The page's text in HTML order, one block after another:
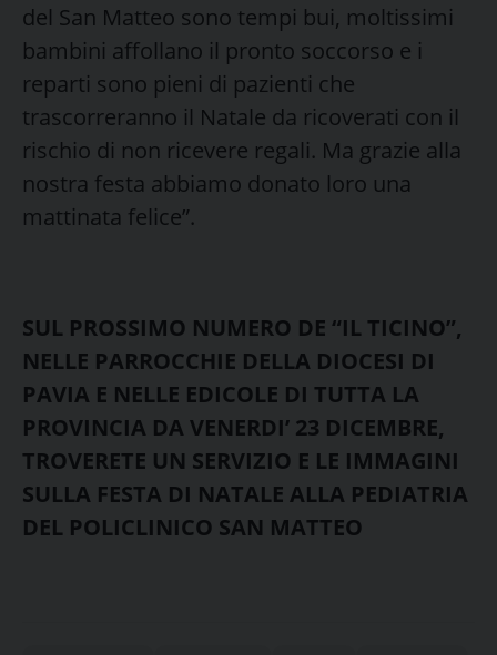
del San Matteo sono tempi bui, moltissimi
bambini affollano il pronto soccorso e i
reparti sono pieni di pazienti che
trascorreranno il Natale da ricoverati con il
rischio di non ricevere regali. Ma grazie alla
nostra festa abbiamo donato loro una
mattinata felice”.
SUL PROSSIMO NUMERO DE “IL TICINO”,
NELLE PARROCCHIE DELLA DIOCESI DI
PAVIA E NELLE EDICOLE DI TUTTA LA
PROVINCIA DA VENERDI’ 23 DICEMBRE,
TROVERETE UN SERVIZIO E LE IMMAGINI
SULLA FESTA DI NATALE ALLA PEDIATRIA
DEL POLICLINICO SAN MATTEO